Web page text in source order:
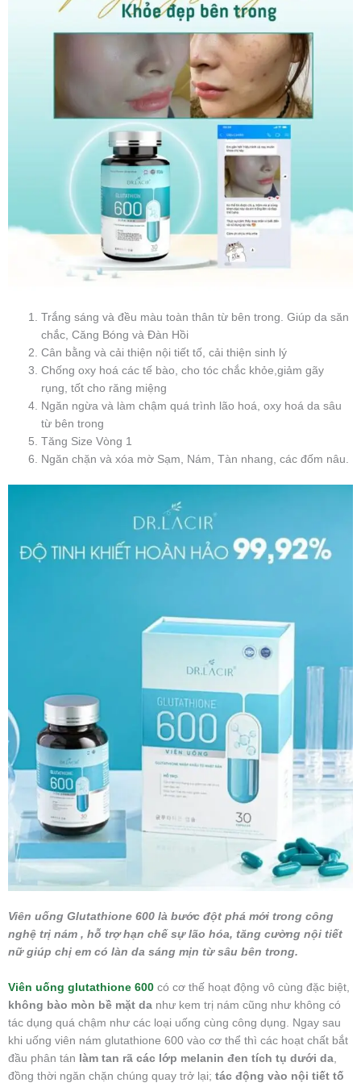
Trắng sáng và đều màu toàn thân từ bên trong. Giúp da săn
chắc, Căng Bóng và Đàn Hồi
Cân bằng và cải thiện nội tiết tố, cải thiện sinh lý
Chống oxy hoá các tế bào, cho tóc chắc khỏe,giảm gãy
rụng, tốt cho răng miệng
Ngăn ngừa và làm chậm quá trình lão hoá, oxy hoá da sâu
từ bên trong
Tăng Size Vòng 1
Ngăn chặn và xóa mờ Sạm, Nám, Tàn nhang, các đốm nâu.
Viên uống Glutathione 600 là bước đột phá mới trong công
nghệ trị nám , hỗ trợ hạn chế sự lão hóa, tăng cường nội tiết
nữ giúp chị em có làn da sáng mịn từ sâu bên trong.
Viên uống glutathione 600 có cơ thế hoạt động vô cùng đặc biệt,
không bào mòn bề mặt da như kem trị nám cũng như không có
tác dụng quá chậm như các loại uống cùng công dụng. Ngay sau
khi uống viên nám glutathione 600 vào cơ thể thì các hoạt chất bắt
đầu phân tán làm tan rã các lớp melanin đen tích tụ dưới da,
đồng thời ngăn chặn chúng quay trở lại; tác động vào nội tiết tố